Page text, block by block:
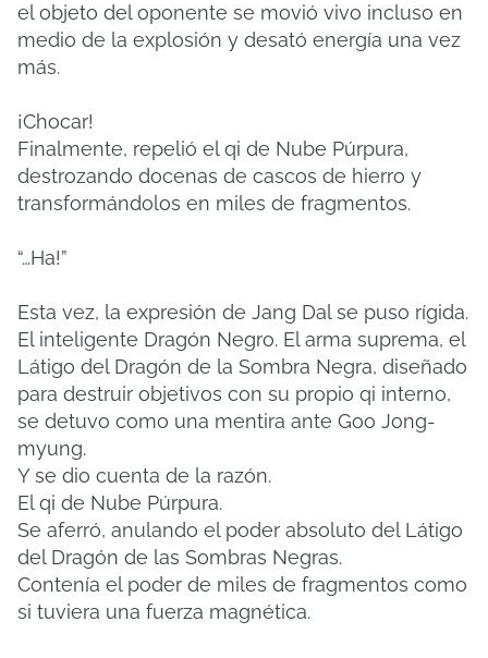
el objeto del oponente se movió vivo incluso en
medio de la explosión y desató energía una vez
más.
¡Chocar!
Finalmente, repelió el qi de Nube Púrpura,
destrozando docenas de cascos de hierro y
transformándolos en miles de fragmentos.
“…Ha!”
Esta vez, la expresión de Jang Dal se puso rígida.
El inteligente Dragón Negro. El arma suprema, el
Látigo del Dragón de la Sombra Negra, diseñado
para destruir objetivos con su propio qi interno,
se detuvo como una mentira ante Goo Jong-
myung.
Y se dio cuenta de la razón.
El qi de Nube Púrpura.
Se aferró, anulando el poder absoluto del Látigo
del Dragón de las Sombras Negras.
Contenía el poder de miles de fragmentos como
si tuviera una fuerza magnética.